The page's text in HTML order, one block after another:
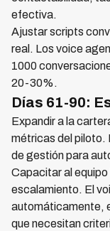
efectiva.
Ajustar scripts
real. Los voice
1000
20-30%.
Días 61-90:
Expandir a la
métricas del piloto.
de gestión para
Capacitar al equipo
escalamiento. El
automáticamente,
que necesitan